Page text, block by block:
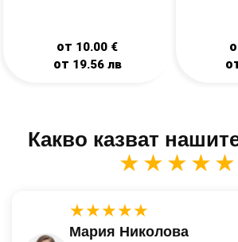
от 10.00 €
от 19.56 лв
Какво казват
★★★★★
★★★★★
Мария Николова